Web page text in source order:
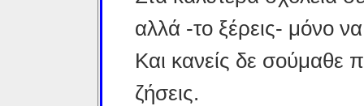
αλλά -το ξέρεις- μόνο
Και κανείς δε σούμαθε
ζήσεις.